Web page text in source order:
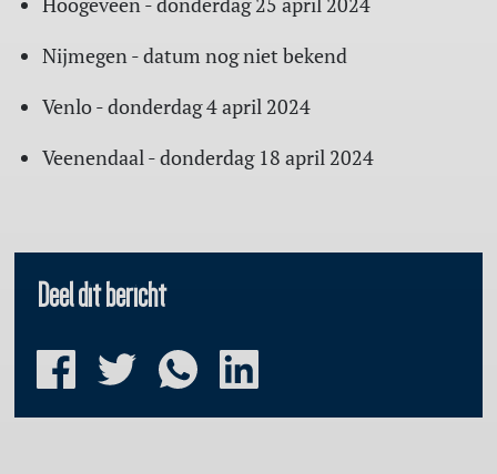
Nijmegen - datum nog niet bekend
Venlo - donderdag 4 april 2024
Veenendaal - donderdag 18 april 2024
Deel dit bericht